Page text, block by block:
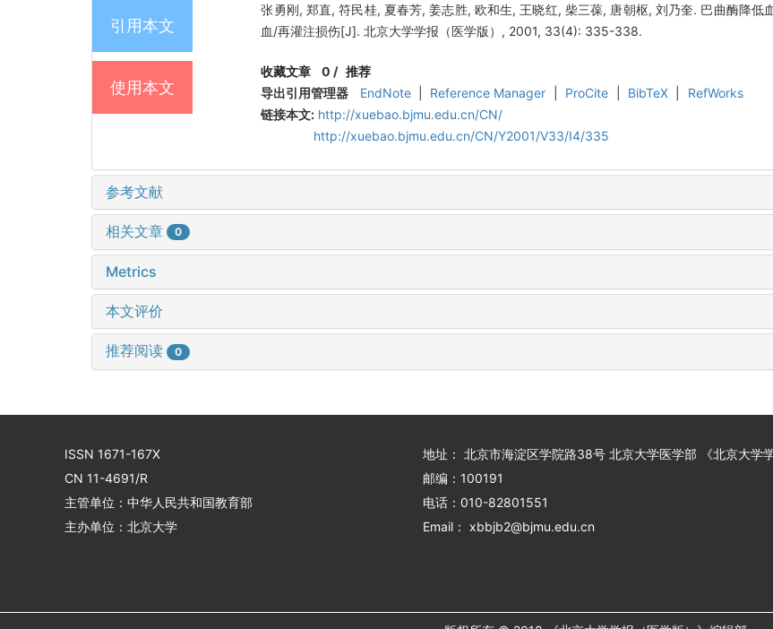
引用本文
张勇刚, 郑直, 符民桂, 夏春芳, 姜志胜, 欧和生, 王晓红, 柴三葆, 唐朝枢, 刘乃奎. 巴曲酶降低
血/再灌注损伤[J]. 北京大学学报（医学版）, 2001, 33(4): 335-338.
使用本文
收藏文章 0 / 推荐
导出引用管理器
EndNote Reference Manager ProCite BibTeX
RefWorks
链接本文: http://xuebao.bjmu.edu.cn/CN/
http://xuebao.bjmu.edu.cn/CN/Y2001/V33/I4/335
参考文献
相关文章 0
Metrics
本文评价
推荐阅读 0
ISSN 1671-167X
CN 11-4691/R
主管单位：中华人民共和国教育部
主办单位：北京大学
地址： 北京市海淀区学院路38号 北京大学医学部 《北京大学
邮编：100191
电话：010-82801551
Email： xbbjb2@bjmu.edu.cn